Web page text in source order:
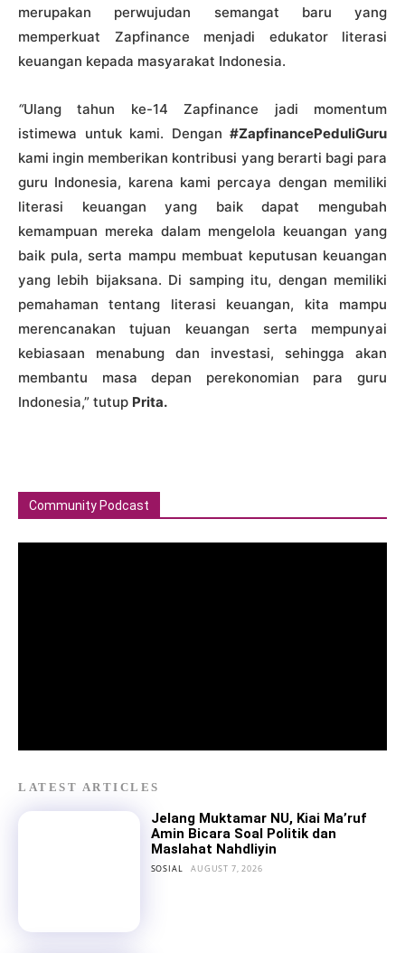
merupakan perwujudan semangat baru yang
memperkuat Zapfinance menjadi edukator literasi
keuangan kepada masyarakat Indonesia.
“Ulang tahun ke-14 Zapfinance jadi momentum
istimewa untuk kami. Dengan #ZapfinancePeduliGuru
kami ingin memberikan kontribusi yang berarti bagi para
guru Indonesia, karena kami percaya dengan memiliki
literasi keuangan yang baik dapat mengubah
kemampuan mereka dalam mengelola keuangan yang
baik pula, serta mampu membuat keputusan keuangan
yang lebih bijaksana. Di samping itu, dengan memiliki
pemahaman tentang literasi keuangan, kita mampu
merencanakan tujuan keuangan serta mempunyai
kebiasaan menabung dan investasi, sehingga akan
membantu masa depan perekonomian para guru
Indonesia,” tutup Prita.
Community Podcast
LATEST ARTICLES
Jelang Muktamar NU, Kiai Ma’ruf
Amin Bicara Soal Politik dan
Maslahat Nahdliyin
SOSIAL AUGUST 7, 2026